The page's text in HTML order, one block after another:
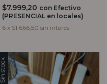
$7.999,20 con Efectivo
(PRESENCIAL en locales)
6 x $1.666,50 sin interés
Sin stock